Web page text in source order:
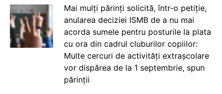
Mai mulți părinți solicită, într-o petiție,
anularea deciziei ISMB de a nu mai
acorda sumele pentru posturile la plata
cu ora din cadrul cluburilor copiilor:
Multe cercuri de activități extrașcolare
vor dispărea de la 1 septembrie, spun
părinții